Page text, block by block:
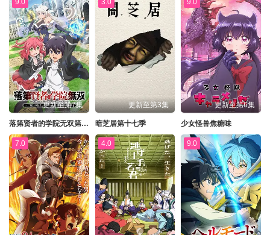
9.0
更新至第7集
落第贤者的学院无双第二回转生，S等级作弊魔术师冒险记
3.0
更新至第3集
暗芝居第十七季
9.0
更新至第6集
少女怪兽焦糖味
7.0 4.0 9.0